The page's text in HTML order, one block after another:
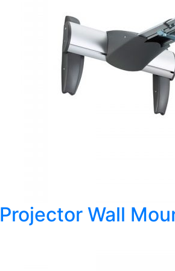
Projector Wall